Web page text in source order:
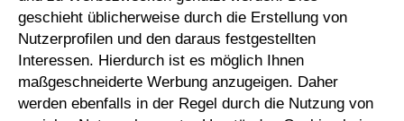
geschieht üblicherweise durch die Erstellung von
Nutzerprofilen und den daraus festgestellten
Interessen. Hierdurch ist es möglich Ihnen
maßgeschneiderte Werbung anzugeigen. Daher
werden ebenfalls in der Regel durch die Nutzung von